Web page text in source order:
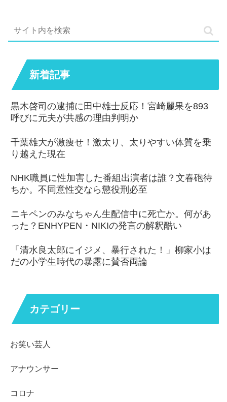
新着記事
黒木啓司の逮捕に田中雄士反応！宮崎麗果を893
呼びに元夫が共感の理由判明か
千葉雄大が激痩せ！激太り、太りやすい体質を乗
り越えた現在
NHK職員に性加害した番組出演者は誰？文春砲待
ちか。不同意性交なら懲役刑必至
ニキペンのみなちゃん生配信中に死亡か。何があ
った？ENHYPEN・NIKIの発言の解釈酷い
「清水良太郎にイジメ、暴行された！」柳家小は
だの小学生時代の暴露に賛否両論
カテゴリー
お笑い芸人
アナウンサー
コロナ